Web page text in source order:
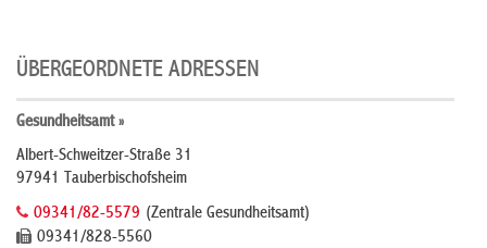
ÜBERGEORDNETE ADRESSEN
Gesundheitsamt »
Albert-Schweitzer-Straße 31
97941 Tauberbischofsheim
09341/82-5579 (Zentrale Gesundheitsamt)
09341/828-5560